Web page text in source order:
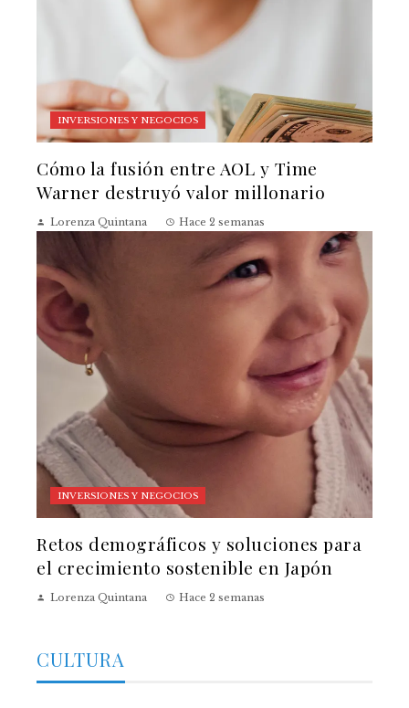
INVERSIONES Y NEGOCIOS
Cómo la fusión entre AOL y Time
Warner destruyó valor millonario
Lorenza Quintana Hace 2 semanas
INVERSIONES Y NEGOCIOS
Retos demográficos y soluciones para
el crecimiento sostenible en Japón
Lorenza Quintana Hace 2 semanas
CULTURA